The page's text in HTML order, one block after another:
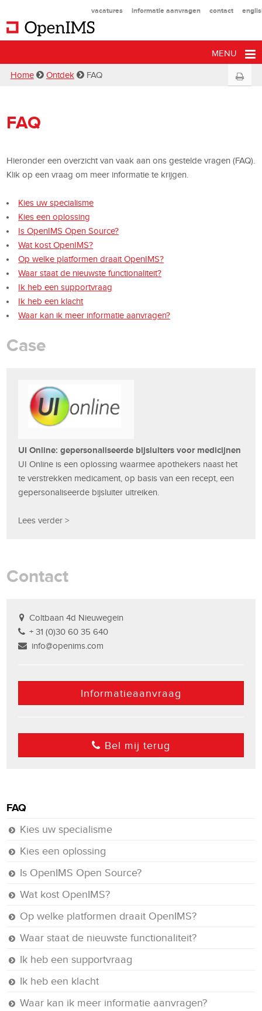
vacatures informatie aanvragen contact
MENU
Home Ontdek FAQ
FAQ
Hieronder een overzicht van vaak aan ons gestelde vragen (FAQ).
Klik op een vraag om meer informatie te krijgen.
Kies uw specialisme
Kies een oplossing
Is OpenIMS Open Source?
Wat kost OpenIMS?
Op welke platformen draait OpenIMS?
Waar staat de nieuwste functionaliteit?
Ik heb een supportvraag
Ik heb een klacht
Waar kan ik meer informatie aanvragen?
Case
UI Online: gepersonaliseerde bijsluiters voor medicijnen
UI Online is een oplossing waarmee apothekers naast het
te verstrekken medicament, op basis van een recept, een
gepersonaliseerde bijsluiter uitreiken.
Lees verder >
Contact
Coltbaan 4d Nieuwegein
+ 31 (0)30 60 35 640
info@openims.com
Informatieaanvraag
Bel mij terug
FAQ
Kies uw specialisme
Kies een oplossing
Is OpenIMS Open Source?
Wat kost OpenIMS?
Op welke platformen draait OpenIMS?
Waar staat de nieuwste functionaliteit?
Ik heb een supportvraag
Ik heb een klacht
Waar kan ik meer informatie aanvragen?